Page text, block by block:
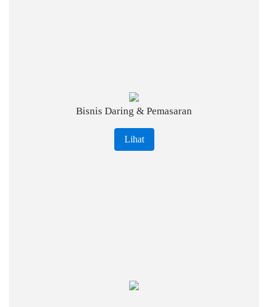
Bisnis Daring & Pemasaran
Lihat